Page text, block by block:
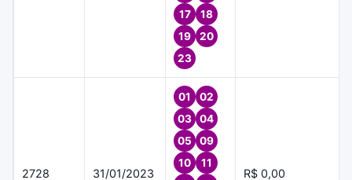
17
18
19
20
23
2728 31/01/2023
01
02
03
04
05
09
10
11
R$ 0,00